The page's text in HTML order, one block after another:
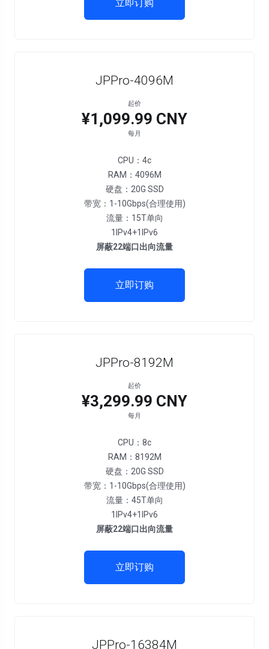
立即订购
JPPro-4096M
起价
¥1,099.99 CNY
每月
CPU：4c
RAM：4096M
硬盘：20G SSD
带宽：1-10Gbps(合理使用)
流量：15T单向
1IPv4+1IPv6
屏蔽22端口出向流量
立即订购
JPPro-8192M
起价
¥3,299.99 CNY
每月
CPU：8c
RAM：8192M
硬盘：20G SSD
带宽：1-10Gbps(合理使用)
流量：45T单向
1IPv4+1IPv6
屏蔽22端口出向流量
立即订购
JPPro-16384M